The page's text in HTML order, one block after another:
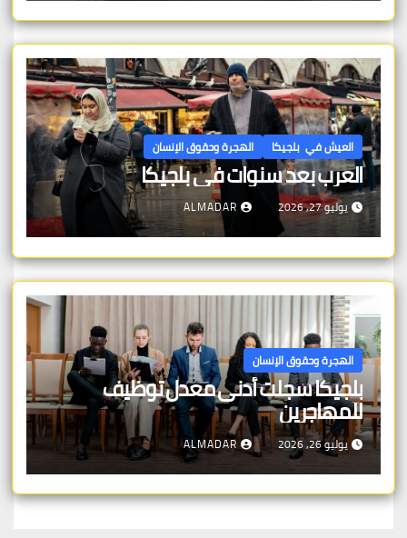
العيش في بلجيكا الهجرة وحقوق الإنسان
العرب بعد سنوات في بلجيكا
يوليو 27, 2026 ALMADAR
الهجرة وحقوق الإنسان
بلجيكا سجلت أدنى معدل توظيف
للمهاجرين
يوليو 26, 2026 ALMADAR